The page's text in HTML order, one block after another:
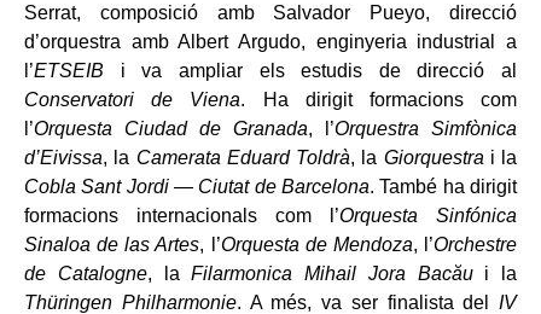
Serrat, composició amb Salvador Pueyo, direcció
d’orquestra amb Albert Argudo, enginyeria industrial a
l’ETSEIB i va ampliar els estudis de direcció al
Conservatori de Viena. Ha dirigit formacions com
l’Orquesta Ciudad de Granada, l’Orquestra Simfònica
d’Eivissa, la Camerata Eduard Toldrà, la Giorquestra i la
Cobla Sant Jordi — Ciutat de Barcelona. També ha dirigit
formacions internacionals com l’Orquesta Sinfónica
Sinaloa de las Artes, l’Orquesta de Mendoza, l’Orchestre
de Catalogne, laFilarmonica Mihail Jora Bacăui la
Thüringen Philharmonie. A més, va ser finalista del IV